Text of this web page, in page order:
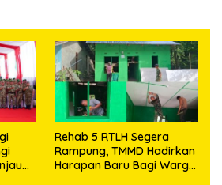
Rehab 5 RTLH Segera
Rampung, TMMD Hadirkan
Harapan Baru Bagi Warga